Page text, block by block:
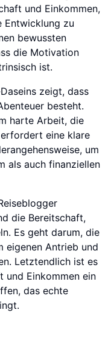
und Einkommen,
Entwicklung zu
bewussten
die Motivation
ist.
zeigt, dass
besteht.
harte Arbeit, die
eine klare
um
als auch finanziellen
die Bereitschaft,
Es geht darum, die
eigenen Antrieb und
Letztendlich ist es
und Einkommen ein
das echte